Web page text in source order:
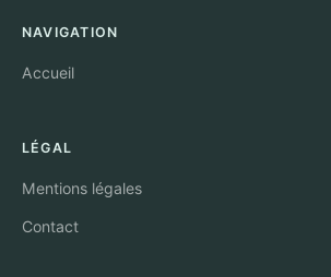
NAVIGATION
Accueil
LÉGAL
Mentions légales
Contact